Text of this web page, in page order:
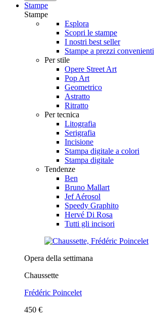
Stampe
Stampe
Esplora
Scopri le stampe
I nostri best seller
Stampe a prezzi convenienti
Per stile
Opere Street Art
Pop Art
Geometrico
Astratto
Ritratto
Per tecnica
Litografia
Serigrafia
Incisione
Stampa digitale a colori
Stampa digitale
Tendenze
Ben
Bruno Mallart
Jef Aérosol
Speedy Graphito
Hervé Di Rosa
Tutti gli incisori
Opera della settimana
Chaussette
Frédéric Poincelet
450 €